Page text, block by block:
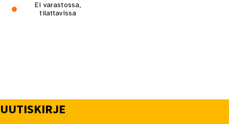
Ei varastossa,
tilattavissa
UUTISKIRJE